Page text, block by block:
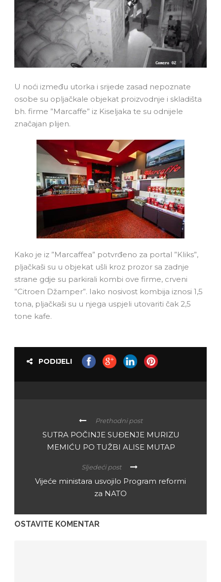
U noći između utorka i srijede zasad nepoznate
osobe su opljačkale objekat proizvodnje i skladišta
bh. firme ”Marcaffe” iz Kiseljaka te su odnijele
značajan plijen.
Kako je iz ”Marcaffea” potvrđeno za portal ”Kliks”,
pljačkaši su u objekat ušli kroz prozor sa zadnje
strane gdje su parkirali kombi ove firme, crveni
”Citroen Džamper”. Iako nosivost kombija iznosi 1,5
tona, pljačkaši su u njega uspjeli utovariti čak 2,5
tone kafe.
PODIJELI
Prethodni post
SUTRA POČINJE SUĐENJE MURIZU
MEMIĆU PO TUŽBI ALISE MUTAP
Sljedeći post
Vijeće ministara usvojilo Program reformi
za NATO
OSTAVITE KOMENTAR